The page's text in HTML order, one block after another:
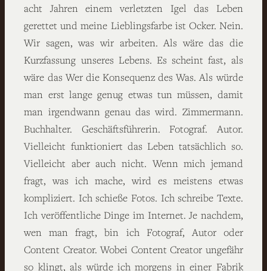
acht Jahren einem verletzten Igel das Leben
gerettet und meine Lieblingsfarbe ist Ocker. Nein.
Wir sagen, was wir arbeiten. Als wäre das die
Kurzfassung unseres Lebens. Es scheint fast, als
wäre das Wer die Konsequenz des Was. Als würde
man erst lange genug etwas tun müssen, damit
man irgendwann genau das wird. Zimmermann.
Buchhalter. Geschäftsführerin. Fotograf. Autor.
Vielleicht funktioniert das Leben tatsächlich so.
Vielleicht aber auch nicht. Wenn mich jemand
fragt, was ich mache, wird es meistens etwas
kompliziert. Ich schieße Fotos. Ich schreibe Texte.
Ich veröffentliche Dinge im Internet. Je nachdem,
wen man fragt, bin ich Fotograf, Autor oder
Content Creator. Wobei Content Creator ungefähr
so klingt, als würde ich morgens in einer Fabrik